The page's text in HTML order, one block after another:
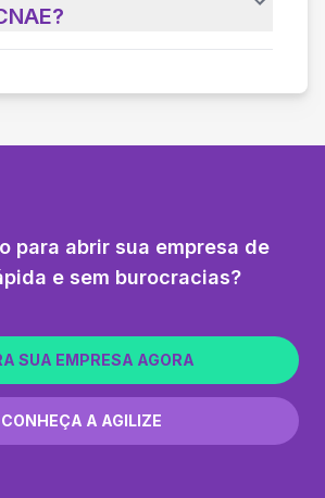
para abrir sua empresa de
e sem burocracias?
SUA EMPRESA AGORA
CONHEÇA A AGILIZE